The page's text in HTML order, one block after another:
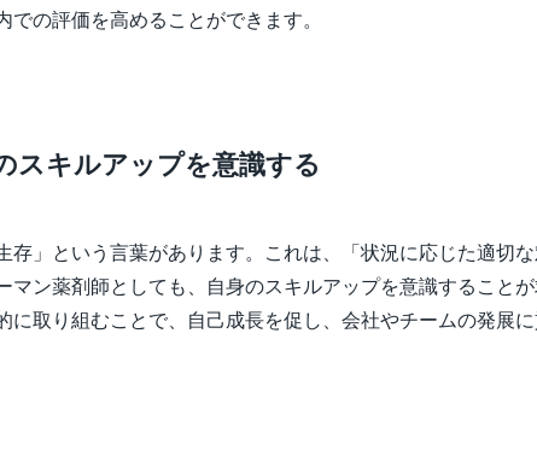
の評価を高めることができます。
スキルアップを意識する
存」という言葉があります。これは、「状況に応じた適切
マン薬剤師としても、自身のスキルアップを意識すること
に取り組むことで、自己成長を促し、会社やチームの発展